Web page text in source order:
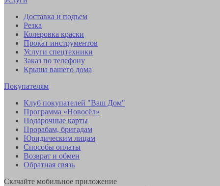
Доставка и подъем
Резка
Колеровка краски
Прокат инструментов
Услуги спецтехники
Заказ по телефону
Крыша вашего дома
Покупателям
Клуб покупателей "Ваш Дом"
Программа «Новосёл»
Подарочные карты
Прорабам, бригадам
Юридическим лицам
Способы оплаты
Возврат и обмен
Обратная связь
Скачайте мобильное приложение